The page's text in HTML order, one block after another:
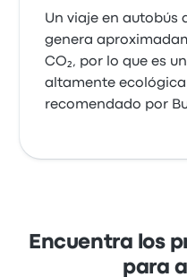
Un viaje en autobús
genera
CO₂, por lo que es
altamente
recomendado por
Encuentra los
para